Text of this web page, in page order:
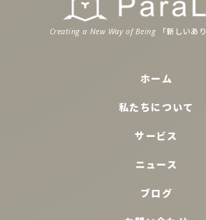
Creating a New Way of Being 「新 しいあり
ホーム
私たちについて
サービス
ニュース
ブログ